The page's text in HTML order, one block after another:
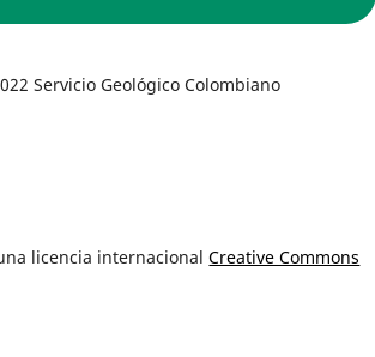
Servicio Geológico Colombiano
licencia internacionalCreative Commons